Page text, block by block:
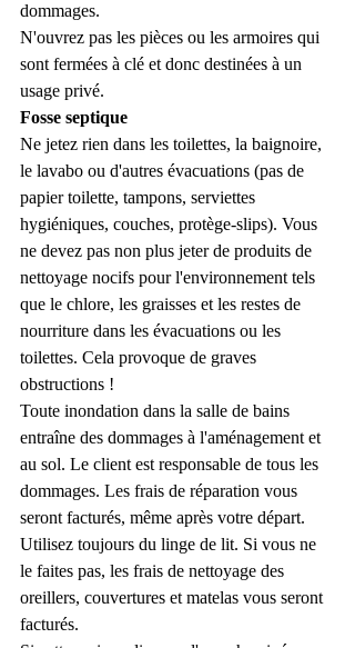
dommages.
N'ouvrez pas les pièces ou les armoires qui
sont fermées à clé et donc destinées à un
usage privé.
Fosse septique
Ne jetez rien dans les toilettes, la baignoire,
le lavabo ou d'autres évacuations (pas de
papier toilette, tampons, serviettes
hygiéniques, couches, protège-slips). Vous
ne devez pas non plus jeter de produits de
nettoyage nocifs pour l'environnement tels
que le chlore, les graisses et les restes de
nourriture dans les évacuations ou les
toilettes. Cela provoque de graves
obstructions !
Toute inondation dans la salle de bains
entraîne des dommages à l'aménagement et
au sol. Le client est responsable de tous les
dommages. Les frais de réparation vous
seront facturés, même après votre départ.
Utilisez toujours du linge de lit. Si vous ne
le faites pas, les frais de nettoyage des
oreillers, couvertures et matelas vous seront
facturés.